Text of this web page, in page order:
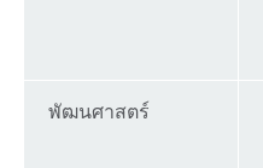
พัฒนศาสตร์